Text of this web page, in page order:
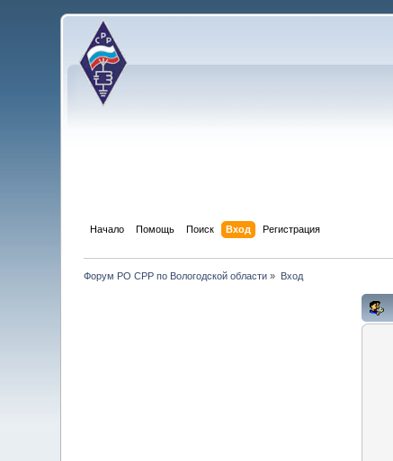
Начало Помощь Поиск Вход Регистрация
Форум РО СРР по Вологодской области » Вход